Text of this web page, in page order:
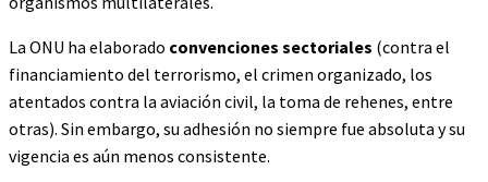
La ONU ha elaborado convenciones sectoriales (contra el
financiamiento del terrorismo, el crimen organizado, los
atentados contra la aviación civil, la toma de rehenes, entre
otras). Sin embargo, su adhesión no siempre fue absoluta y su
vigencia es aún menos consistente.